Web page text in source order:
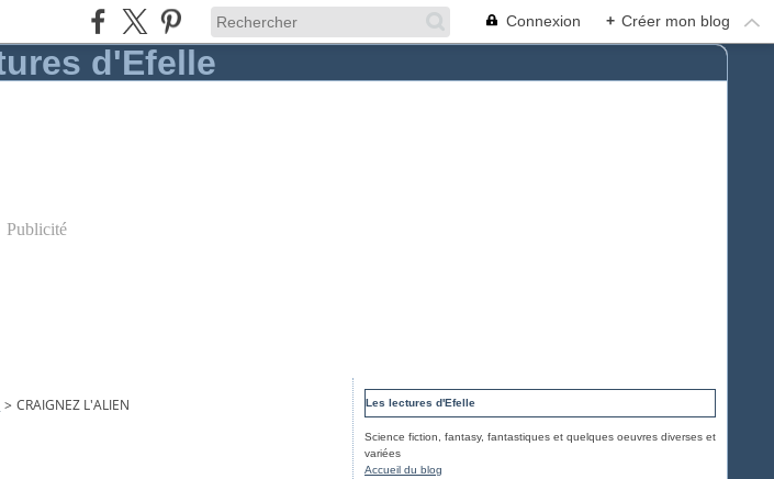
Connexion + Créer mon blog
Publicité
> CRAIGNEZ L'ALIEN Les lectures d'Efelle
Science fiction, fantasy, fantastiques et quelques oeuvres diverses et
variées
Accueil du blog